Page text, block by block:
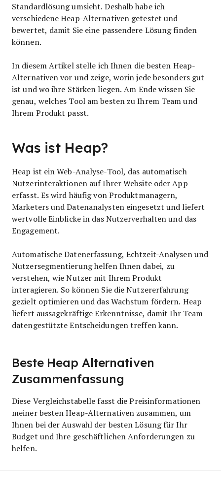
Standardlösung umsieht. Deshalb habe ich
verschiedene Heap-Alternativen getestet und
bewertet, damit Sie eine passendere Lösung finden
können.
In diesem Artikel stelle ich Ihnen die besten Heap-
Alternativen vor und zeige, worin jede besonders gut
ist und wo ihre Stärken liegen. Am Ende wissen Sie
genau, welches Tool am besten zu Ihrem Team und
Ihrem Produkt passt.
Was ist Heap?
Heap ist ein Web-Analyse-Tool, das automatisch
Nutzerinteraktionen auf Ihrer Website oder App
erfasst. Es wird häufig von Produktmanagern,
Marketers und Datenanalysten eingesetzt und liefert
wertvolle Einblicke in das Nutzerverhalten und das
Engagement.
Automatische Datenerfassung, Echtzeit-Analysen und
Nutzersegmentierung helfen Ihnen dabei, zu
verstehen, wie Nutzer mit Ihrem Produkt
interagieren. So können Sie die Nutzererfahrung
gezielt optimieren und das Wachstum fördern. Heap
liefert aussagekräftige Erkenntnisse, damit Ihr Team
datengestützte Entscheidungen treffen kann.
Beste Heap Alternativen
Zusammenfassung
Diese Vergleichstabelle fasst die Preisinformationen
meiner besten Heap-Alternativen zusammen, um
Ihnen bei der Auswahl der besten Lösung für Ihr
Budget und Ihre geschäftlichen Anforderungen zu
helfen.